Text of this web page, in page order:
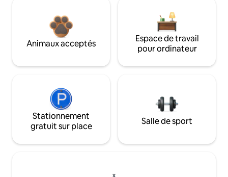
Animaux acceptés
Espace de travail
pour ordinateur
Stationnement
gratuit sur place
Salle de sport